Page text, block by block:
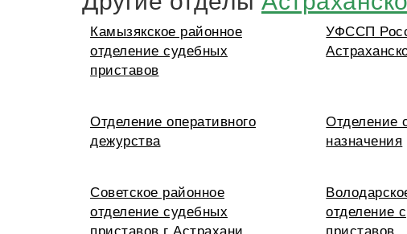
Камызякское районное
отделение судебных
приставов
УФССП
Отделение оперативного
дежурства
Отделение
назначения
Советское районное
отделение судебных
приставов г.Астрахани
отделение
приставов